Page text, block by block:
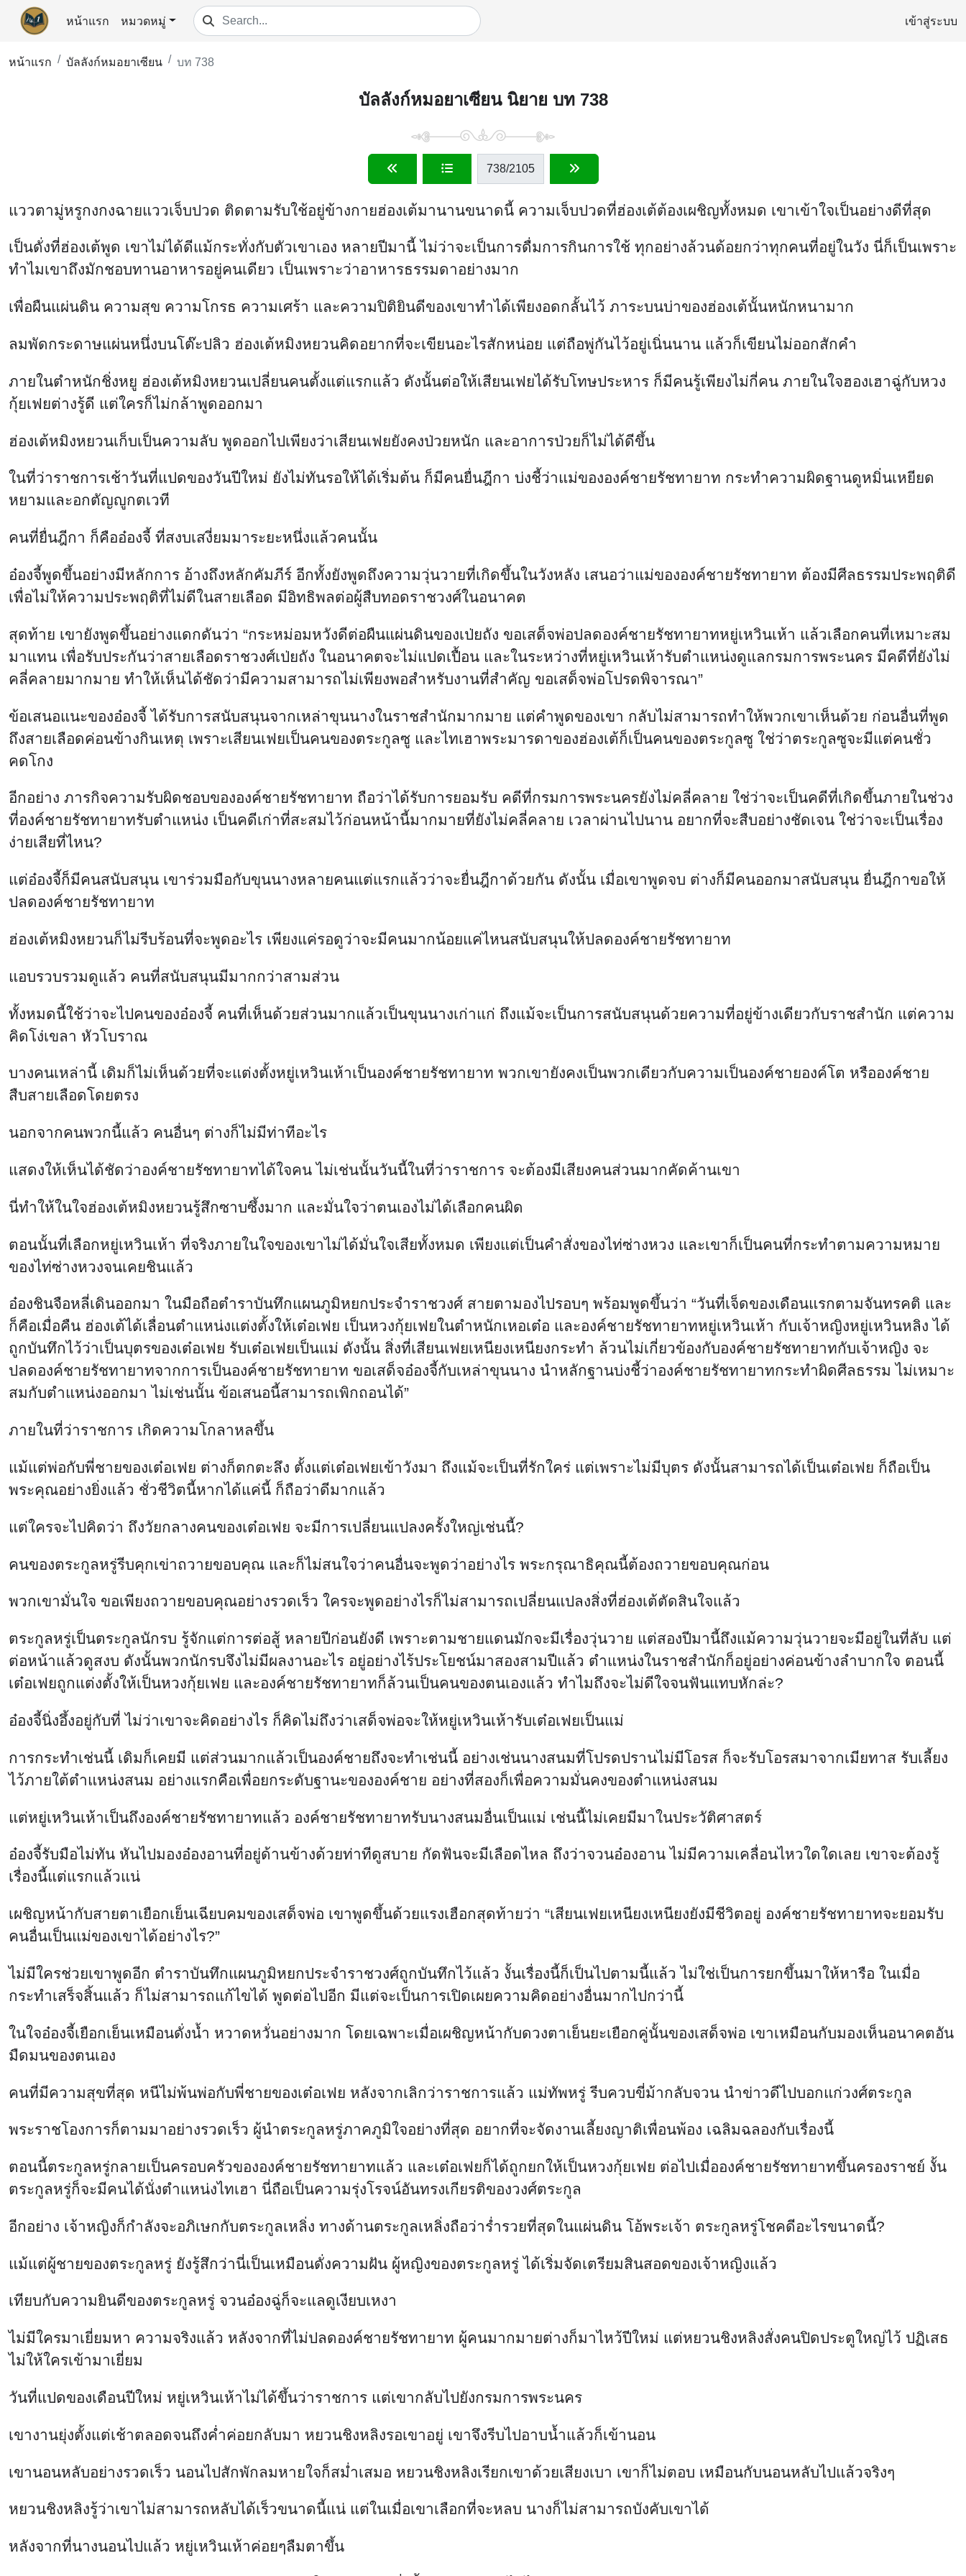
หน้าแรก หมวดหมู่ เข้าสู่ระบบ
หน้าแรก บัลลังก์หมอยาเซียน บท 738
บัลลังก์หมอยาเซียน นิยาย บท 738
738/2105
แววตามู่หรูกงกงฉายแววเจ็บปวด ติดตามรับใช้อยู่ข้างกายฮ่องเต้มานานขนาดนี้ ความเจ็บปวดที่ฮ่องเต้ต้องเผชิญทั้งหมด เขาเข้าใจเป็นอย่างดีที่สุด
เป็นดั่งที่ฮ่องเต้พูด เขาไม่ได้ดีแม้กระทั่งกับตัวเขาเอง หลายปีมานี้ ไม่ว่าจะเป็นการดื่มการกินการใช้ ทุกอย่างล้วนด้อยกว่าทุกคนที่อยู่ในวัง นี่ก็เป็นเพราะ
ทำไมเขาถึงมักชอบทานอาหารอยู่คนเดียว เป็นเพราะว่าอาหารธรรมดาอย่างมาก
เพื่อผืนแผ่นดิน ความสุข ความโกรธ ความเศร้า และความปิติยินดีของเขาทำได้เพียงอดกลั้นไว้ ภาระบนบ่าของฮ่องเต้นั้นหนักหนามาก
ลมพัดกระดาษแผ่นหนึ่งบนโต๊ะปลิว ฮ่องเต้หมิงหยวนคิดอยากที่จะเขียนอะไรสักหน่อย แต่ถือพู่กันไว้อยู่เนิ่นนาน แล้วก็เขียนไม่ออกสักคำ
ภายในตำหนักชิ่งหยู ฮ่องเต้หมิงหยวนเปลี่ยนคนตั้งแต่แรกแล้ว ดังนั้นต่อให้เสียนเฟยได้รับโทษประหาร ก็มีคนรู้เพียงไม่กี่คน ภายในใจฮองเฮาฉู่กับหวง
กุ้ยเฟยต่างรู้ดี แต่ใครก็ไม่กล้าพูดออกมา
ฮ่องเต้หมิงหยวนเก็บเป็นความลับ พูดออกไปเพียงว่าเสียนเฟยยังคงป่วยหนัก และอาการป่วยก็ไม่ได้ดีขึ้น
ในที่ว่าราชการเช้าวันที่แปดของวันปีใหม่ ยังไม่ทันรอให้ได้เริ่มต้น ก็มีคนยื่นฎีกา บ่งชี้ว่าแม่ขององค์ชายรัชทายาท กระทำความผิดฐานดูหมิ่นเหยียด
หยามและอกตัญญูกตเวที
คนที่ยื่นฎีกา ก็คืออ๋องจี้ ที่สงบเสงี่ยมมาระยะหนึ่งแล้วคนนั้น
อ๋องจี้พูดขึ้นอย่างมีหลักการ อ้างถึงหลักคัมภีร์ อีกทั้งยังพูดถึงความวุ่นวายที่เกิดขึ้นในวังหลัง เสนอว่าแม่ขององค์ชายรัชทายาท ต้องมีศีลธรรมประพฤติดี
เพื่อไม่ให้ความประพฤติที่ไม่ดีในสายเลือด มีอิทธิพลต่อผู้สืบทอดราชวงศ์ในอนาคต
สุดท้าย เขายังพูดขึ้นอย่างแดกดันว่า “กระหม่อมหวังดีต่อผืนแผ่นดินของเป่ยถัง ขอเสด็จพ่อปลดองค์ชายรัชทายาทหยู่เหวินเห้า แล้วเลือกคนที่เหมาะสม
มาแทน เพื่อรับประกันว่าสายเลือดราชวงศ์เป่ยถัง ในอนาคตจะไม่แปดเปื้อน และในระหว่างที่หยู่เหวินเห้ารับตำแหน่งดูแลกรมการพระนคร มีคดีที่ยังไม่
คลี่คลายมากมาย ทำให้เห็นได้ชัดว่ามีความสามารถไม่เพียงพอสำหรับงานที่สำคัญ ขอเสด็จพ่อโปรดพิจารณา”
ข้อเสนอแนะของอ๋องจี้ ได้รับการสนับสนุนจากเหล่าขุนนางในราชสำนักมากมาย แต่คำพูดของเขา กลับไม่สามารถทำให้พวกเขาเห็นด้วย ก่อนอื่นที่พูด
ถึงสายเลือดค่อนข้างกินเหตุ เพราะเสียนเฟยเป็นคนของตระกูลซู และไทเฮาพระมารดาของฮ่องเต้ก็เป็นคนของตระกูลซู ใช่ว่าตระกูลซูจะมีแต่คนชั่ว
คดโกง
อีกอย่าง ภารกิจความรับผิดชอบขององค์ชายรัชทายาท ถือว่าได้รับการยอมรับ คดีที่กรมการพระนครยังไม่คลี่คลาย ใช่ว่าจะเป็นคดีที่เกิดขึ้นภายในช่วง
ที่องค์ชายรัชทายาทรับตำแหน่ง เป็นคดีเก่าที่สะสมไว้ก่อนหน้านี้มากมายที่ยังไม่คลี่คลาย เวลาผ่านไปนาน อยากที่จะสืบอย่างชัดเจน ใช่ว่าจะเป็นเรื่อง
ง่ายเสียที่ไหน?
แต่อ๋องจี้ก็มีคนสนับสนุน เขาร่วมมือกับขุนนางหลายคนแต่แรกแล้วว่าจะยื่นฎีกาด้วยกัน ดังนั้น เมื่อเขาพูดจบ ต่างก็มีคนออกมาสนับสนุน ยื่นฎีกาขอให้
ปลดองค์ชายรัชทายาท
ฮ่องเต้หมิงหยวนก็ไม่รีบร้อนที่จะพูดอะไร เพียงแค่รอดูว่าจะมีคนมากน้อยแค่ไหนสนับสนุนให้ปลดองค์ชายรัชทายาท
แอบรวบรวมดูแล้ว คนที่สนับสนุนมีมากกว่าสามส่วน
ทั้งหมดนี้ใช้ว่าจะไปคนของอ๋องจี้ คนที่เห็นด้วยส่วนมากแล้วเป็นขุนนางเก่าแก่ ถึงแม้จะเป็นการสนับสนุนด้วยความที่อยู่ข้างเดียวกับราชสำนัก แต่ความ
คิดโง่เขลา หัวโบราณ
บางคนเหล่านี้ เดิมก็ไม่เห็นด้วยที่จะแต่งตั้งหยู่เหวินเห้าเป็นองค์ชายรัชทายาท พวกเขายังคงเป็นพวกเดียวกับความเป็นองค์ชายองค์โต หรือองค์ชาย
สืบสายเลือดโดยตรง
นอกจากคนพวกนี้แล้ว คนอื่นๆ ต่างก็ไม่มีท่าทีอะไร
แสดงให้เห็นได้ชัดว่าองค์ชายรัชทายาทได้ใจคน ไม่เช่นนั้นวันนี้ในที่ว่าราชการ จะต้องมีเสียงคนส่วนมากคัดค้านเขา
นี่ทำให้ในใจฮ่องเต้หมิงหยวนรู้สึกซาบซึ้งมาก และมั่นใจว่าตนเองไม่ได้เลือกคนผิด
ตอนนั้นที่เลือกหยู่เหวินเห้า ที่จริงภายในใจของเขาไม่ได้มั่นใจเสียทั้งหมด เพียงแต่เป็นคำสั่งของไท่ซ่างหวง และเขาก็เป็นคนที่กระทำตามความหมาย
ของไท่ซ่างหวงจนเคยชินแล้ว
อ๋องชินจือหลี่เดินออกมา ในมือถือตำราบันทึกแผนภูมิหยกประจำราชวงศ์ สายตามองไปรอบๆ พร้อมพูดขึ้นว่า “วันที่เจ็ดของเดือนแรกตามจันทรคติ และ
ก็คือเมื่อคืน ฮ่องเต้ได้เลื่อนตำแหน่งแต่งตั้งให้เต๋อเฟย เป็นหวงกุ้ยเฟยในตำหนักเหอเต๋อ และองค์ชายรัชทายาทหยู่เหวินเห้า กับเจ้าหญิงหยู่เหวินหลิง ได้
ถูกบันทึกไว้ว่าเป็นบุตรของเต๋อเฟย รับเต๋อเฟยเป็นแม่ ดังนั้น สิ่งที่เสียนเฟยเหนียงเหนียงกระทำ ล้วนไม่เกี่ยวข้องกับองค์ชายรัชทายาทกับเจ้าหญิง จะ
ปลดองค์ชายรัชทายาทจากการเป็นองค์ชายรัชทายาท ขอเสด็จอ๋องจี้กับเหล่าขุนนาง นำหลักฐานบ่งชี้ว่าองค์ชายรัชทายาทกระทำผิดศีลธรรม ไม่เหมาะ
สมกับตำแหน่งออกมา ไม่เช่นนั้น ข้อเสนอนี้สามารถเพิกถอนได้”
ภายในที่ว่าราชการ เกิดความโกลาหลขึ้น
แม้แต่พ่อกับพี่ชายของเต๋อเฟย ต่างก็ตกตะลึง ตั้งแต่เต๋อเฟยเข้าวังมา ถึงแม้จะเป็นที่รักใคร่ แต่เพราะไม่มีบุตร ดังนั้นสามารถได้เป็นเต๋อเฟย ก็ถือเป็น
พระคุณอย่างยิ่งแล้ว ชั่วชีวิตนี้หากได้แค่นี้ ก็ถือว่าดีมากแล้ว
แต่ใครจะไปคิดว่า ถึงวัยกลางคนของเต๋อเฟย จะมีการเปลี่ยนแปลงครั้งใหญ่เช่นนี้?
อีกอย่าง เจ้าหญิงก็กำลังจะอภิเษกกับตระกูลเหลิ่ง ทางด้านตระกูลเหลิ่งถือว่าร่ำรวยที่สุดในแผ่นดิน โอ้พระเจ้า ตระกูลหรู่โชคดีอะไรขนาดนี้?
แม้แต่ผู้ชายของตระกูลหรู่ ยังรู้สึกว่านี่เป็นเหมือนดั่งความฝัน ผู้หญิงของตระกูลหรู่ ได้เริ่มจัดเตรียมสินสอดของเจ้าหญิงแล้ว
เทียบกับความยินดีของตระกูลหรู่ จวนอ๋องฉู่ก็จะแลดูเงียบเหงา
ไม่มีใครมาเยี่ยมหา ความจริงแล้ว หลังจากที่ไม่ปลดองค์ชายรัชทายาท ผู้คนมากมายต่างก็มาไหว้ปีใหม่ แต่หยวนชิงหลิงสั่งคนปิดประตูใหญ่ไว้ ปฏิเสธ
ไม่ให้ใครเข้ามาเยี่ยม
วันที่แปดของเดือนปีใหม่ หยู่เหวินเห้าไม่ได้ขึ้นว่าราชการ แต่เขากลับไปยังกรมการพระนคร
เขางานยุ่งตั้งแต่เช้าตลอดจนถึงค่ำค่อยกลับมา หยวนชิงหลิงรอเขาอยู่ เขาจึงรีบไปอาบน้ำแล้วก็เข้านอน
เขานอนหลับอย่างรวดเร็ว นอนไปสักพักลมหายใจก็สม่ำเสมอ หยวนชิงหลิงเรียกเขาด้วยเสียงเบา เขาก็ไม่ตอบ เหมือนกับนอนหลับไปแล้วจริงๆ
หยวนชิงหลิงรู้ว่าเขาไม่สามารถหลับได้เร็วขนาดนี้แน่ แต่ในเมื่อเขาเลือกที่จะหลบ นางก็ไม่สามารถบังคับเขาได้
หลังจากที่นางนอนไปแล้ว หยู่เหวินเห้าค่อยๆลืมตาขึ้น